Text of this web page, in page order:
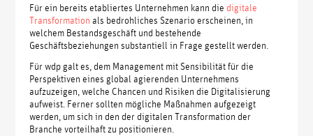
Für ein bereits etabliertes Unternehmen kann die digitale
Transformation als bedrohliches Szenario erscheinen, in
welchem Bestandsgeschäft und bestehende
Geschäftsbeziehungen substantiell in Frage gestellt werden.
Für wdp galt es, dem Management mit Sensibilität für die
Perspektiven eines global agierenden Unternehmens
aufzuzeigen, welche Chancen und Risiken die Digitalisierung
aufweist. Ferner sollten mögliche Maßnahmen aufgezeigt
werden, um sich in den der digitalen Transformation der
Branche vorteilhaft zu positionieren.